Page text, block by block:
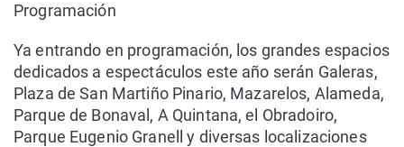
Programación
Ya entrando en programación, los grandes espacios
dedicados a espectáculos este año serán Galeras,
Plaza de San Martiño Pinario, Mazarelos, Alameda,
Parque de Bonaval, A Quintana, el Obradoiro,
Parque Eugenio Granell y diversas localizaciones